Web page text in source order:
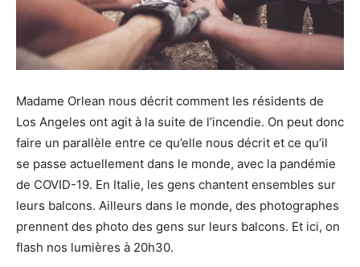
Madame Orlean nous décrit comment les résidents de
Los Angeles ont agit à la suite de l’incendie. On peut donc
faire un parallèle entre ce qu’elle nous décrit et ce qu’il
se passe actuellement dans le monde, avec la pandémie
de COVID-19. En Italie, les gens chantent ensembles sur
leurs balcons. Ailleurs dans le monde, des photographes
prennent des photo des gens sur leurs balcons. Et ici, on
flash nos lumières à 20h30.